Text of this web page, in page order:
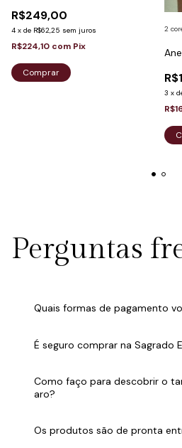
R$249,00
4 x de R$62,25 sem juros
R$224,10 com Pix
Comprar
3 x
2
Perguntas
Quais formas de pagamento
É seguro comprar na Sagrado
Como faço para descobrir o
aro?
Os produtos são de pronta